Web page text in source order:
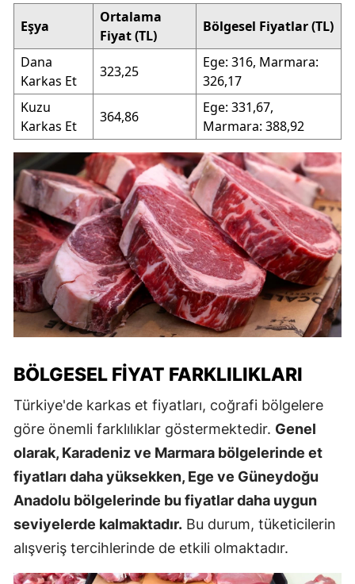
Eşya
Ortalama
Fiyat (TL)
Bölgesel Fiyatlar (TL)
Dana
Karkas Et
323,25
Ege: 316, Marmara:
326,17
Kuzu
Karkas Et
364,86
Ege: 331,67,
Marmara: 388,92
BÖLGESEL FIYAT FARKLILIKLARI
Türkiye'de karkas et fiyatları, coğrafi bölgelere
göre önemli farklılıklar göstermektedir. Genel
olarak, Karadeniz ve Marmara bölgelerinde et
fiyatları daha yüksekken, Ege ve Güneydoğu
Anadolu bölgelerinde bu fiyatlar daha uygun
seviyelerde kalmaktadır. Bu durum, tüketicilerin
alışveriş tercihlerinde de etkili olmaktadır.